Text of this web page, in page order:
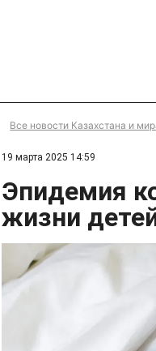
Все новости Казахстана и
19 марта 2025 14:59
Эпидемия
жизни